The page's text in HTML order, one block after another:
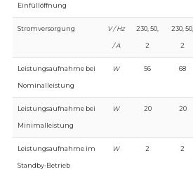
Einfüllöffnung
Stromversorgung V / Hz
/ A
230, 50,
2
230, 50,
2
Leistungsaufnahme bei
Nominalleistung
W 56 68
Leistungsaufnahme bei
Minimalleistung
W 20 20
Leistungsaufnahme im
Standby-Betrieb
W 2 2